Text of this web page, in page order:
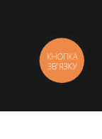
КНОПКА
ЗВ'ЯЗКУ